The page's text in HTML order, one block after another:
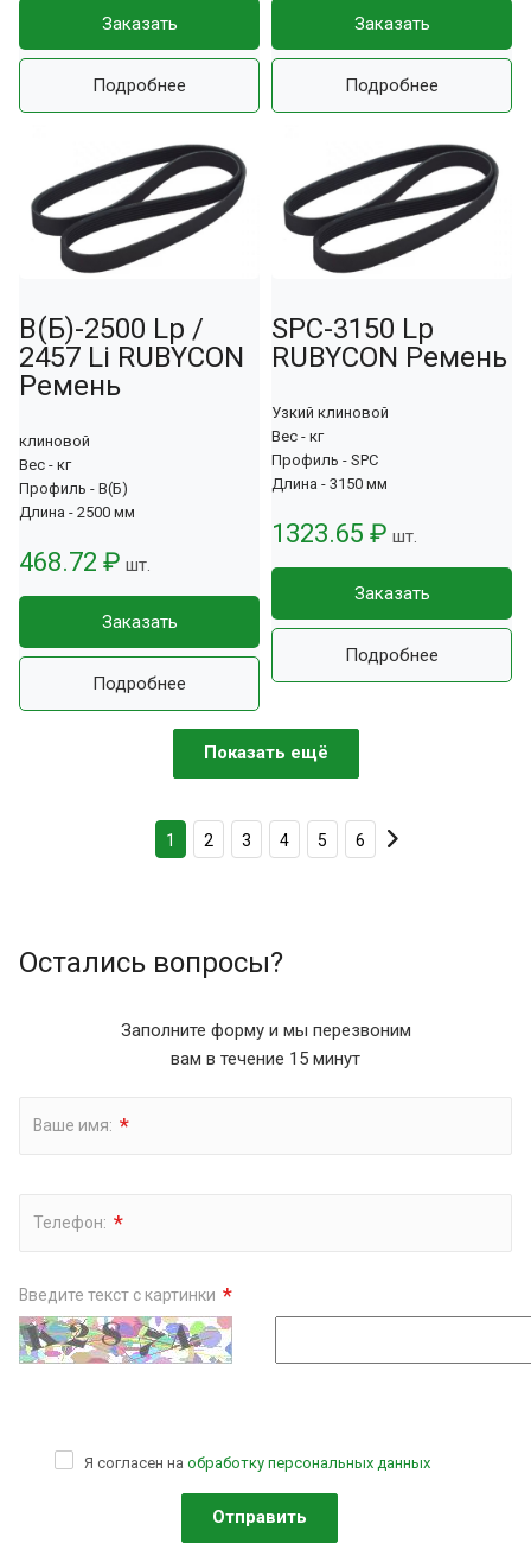
Заказать
Подробнее
Заказать
Подробнее
В(Б)-2500 Lp /
2457 Li RUBYCON
Ремень
клиновой
Вес - кг
Профиль - В(Б)
Длина - 2500 мм
468.72 ₽ шт.
Заказать
Подробнее
SPC-3150 Lp
RUBYCON Ремень
Узкий клиновой
Вес - кг
Профиль - SPC
Длина - 3150 мм
1323.65 ₽ шт.
Заказать
Подробнее
Показать ещё
1 2 3 4 5 6
Остались вопросы?
Заполните форму и мы перезвоним
вам в течение 15 минут
Ваше имя: *
Телефон: *
Введите текст с картинки *
Я согласен на обработку персональных данных